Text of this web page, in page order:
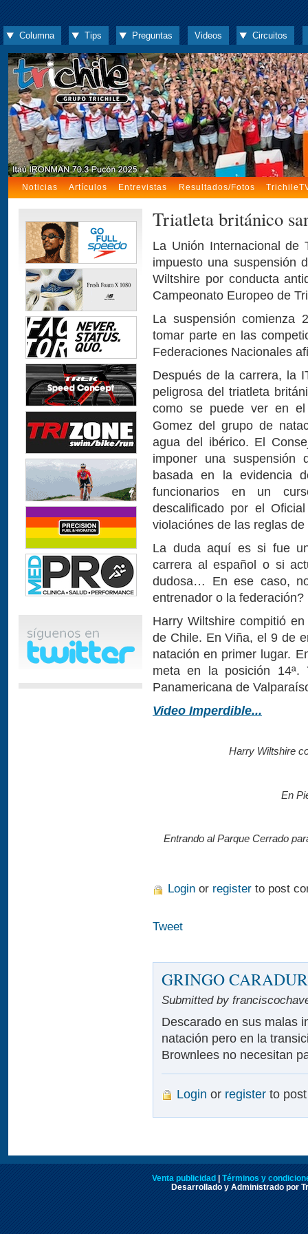
Columna Tips Preguntas Videos Circuitos
Noticias Artículos Entrevistas Resultados/Fotos
Triatleta británico
La Unión Internacional de
impuesto una suspensión
Wiltshire por conducta
Campeonato Europeo de
La suspensión comienza
tomar parte en las
Federaciones Nacionales
Después de la carrera, la
peligrosa del triatleta
como se puede ver en
Gomez del grupo de
agua del ibérico. El
imponer una
basada en la evidencia
funcionarios en un
descalificado por el
violaciónes de las reglas
La duda aquí es si fue
carrera al español o si
dudosa… En ese caso,
entrenador o la federación?
Harry Wiltshire compitió
de Chile. En Viña, el 9 de
natación en primer lugar.
meta en la posición
Panamericana de
Video Imperdible...
Harry Wiltshire
En
Entrando al Parque Cerrado
Login or register to post
Tweet
GRINGO
Submitted by
Descarado en sus malas
natación pero en la
Brownlees no necesitan
Login or register to
Venta publicidad | Términos y
Desarrollado y Administrado por